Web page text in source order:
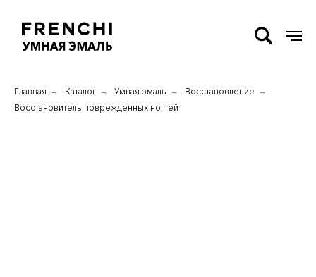
Главная → Каталог → Умная эмаль → Восстановление →
Восстановитель поврежденных ногтей